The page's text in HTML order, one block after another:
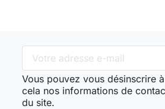
Vous pouvez vous désinscrire
cela nos informations de
du site.